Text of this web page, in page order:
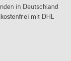
in Deutschland
mit DHL